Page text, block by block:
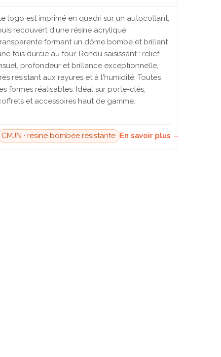
logo est imprimé en quadri sur un autocollant,
recouvert d'une résine acrylique
formant un dôme bombé et brillant
fois durcie au four. Rendu saisissant : relief
profondeur et brillance exceptionnelle,
résistant aux rayures et à l'humidité. Toutes
formes réalisables. Idéal sur porte-clés,
et accessoires haut de gamme.
CMJN · résine bombée résistante En savoir plus →